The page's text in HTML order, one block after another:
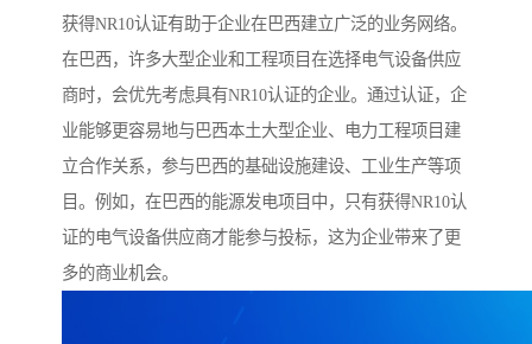
获得NR10认证有助于企业在巴西建立广泛的业务网络。
在巴西，许多大型企业和工程项目在选择电气设备供应
商时，会优先考虑具有NR10认证的企业。通过认证，企
业能够更容易地与巴西本土大型企业、电力工程项目建
立合作关系，参与巴西的基础设施建设、工业生产等项
目。例如，在巴西的能源发电项目中，只有获得NR10认
证的电气设备供应商才能参与投标，这为企业带来了更
多的商业机会。